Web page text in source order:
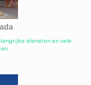
diensten en vele